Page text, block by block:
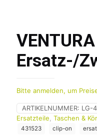
VENTURA
Ersatz-/
Bitte anmelden, um
ARTIKELNUMMER: LG-
Ersatzteile Taschen &
431523 clip-on